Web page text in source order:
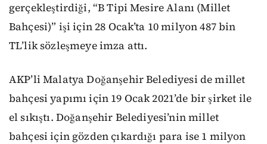
gerçekleştirdiği, “B Tipi Mesire Alanı (Millet
Bahçesi)” işi için 28 Ocak’ta 10 milyon 487 bin
TL’lik sözleşmeye imza attı.
AKP’li Malatya Doğanşehir Belediyesi de millet
bahçesi yapımı için 19 Ocak 2021’de bir şirket ile
el sıkıştı. Doğanşehir Belediyesi’nin millet
bahçesi için gözden çıkardığı para ise 1 milyon